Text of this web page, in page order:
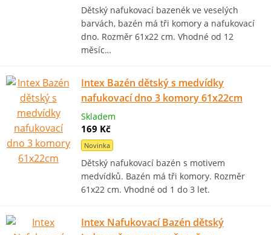
Dětský nafukovací bazenék ve veselých
barvách, bazén má tři komory a nafukovací
dno. Rozměr 61x22 cm. Vhodné od 12
měsíc…
Intex Bazén dětský s medvídky
nafukovací dno 3 komory 61x22cm
Skladem
169 Kč
Novinka
Dětský nafukovací bazén s motivem
medvídků. Bazén má tři komory. Rozměr
61x22 cm. Vhodné od 1 do 3 let.
Intex Nafukovací Bazén dětský